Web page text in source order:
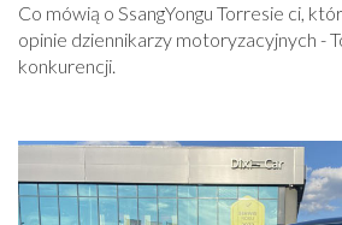
Co mówią o SsangYongu Torresie ci,
opinie dziennikarzy motoryzacyjnych -
konkurencji.